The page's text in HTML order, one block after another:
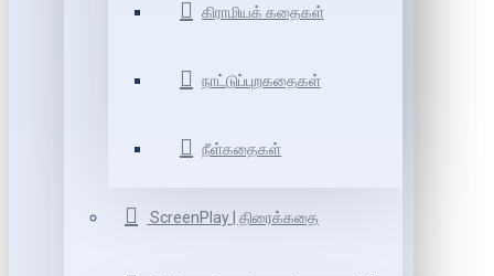
கிராமியக் கதைகள்
நாட்டுப்புறகதைகள்
நீள்கதைகள்
ScreenPlay | திரைக்கதை